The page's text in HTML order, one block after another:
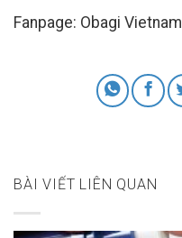
Fanpage: Obagi Vietnam
BÀI VIẾT LIÊN QUAN